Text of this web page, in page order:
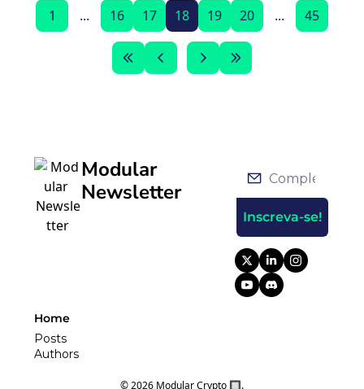
1 ... 16 17 18 19 20 ... 45
Modular
Newsletter
Inscreva-se!
Home
Posts
Authors
© 2026 Modular Crypto 🔲.